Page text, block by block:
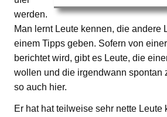
werden.
Man lernt Leute kennen, die andere
einem Tipps geben. Sofern von
berichtet wird, gibt es Leute, die
wollen und die irgendwann spontan
so auch hier.
Er hat hat teilweise sehr nette Leute